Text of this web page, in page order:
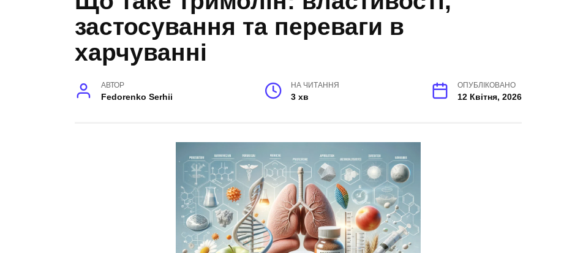
застосування та переваги в
харчуванні
АВТОР
Fedorenko Serhii
НА ЧИТАННЯ
3 хв
ОПУБЛІКОВАНО
12 Квітня, 2026